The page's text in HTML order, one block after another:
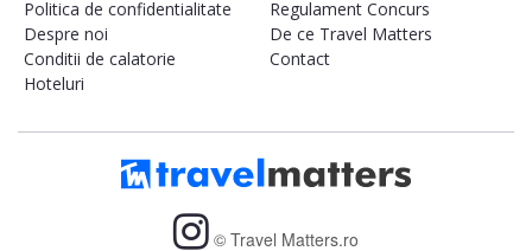
Politica de confidentialitate
Regulament Concurs
Despre noi
De ce Travel Matters
Conditii de calatorie
Contact
Hoteluri
© Travel Matters.ro